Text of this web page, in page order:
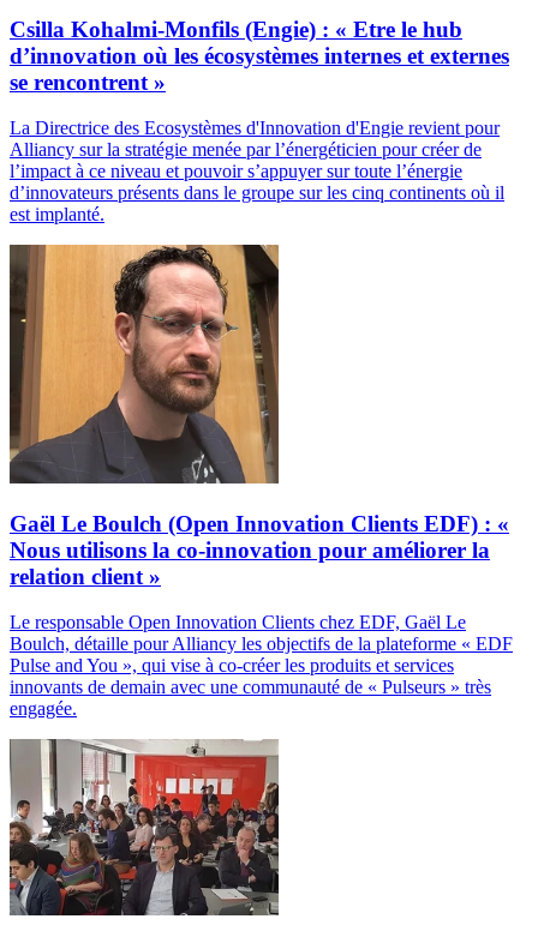
Csilla Kohalmi-Monfils (Engie) : « Etre le hub
d’innovation où les écosystèmes internes et externes
se rencontrent »
La Directrice des Ecosystèmes d'Innovation d'Engie revient pour
Alliancy sur la stratégie menée par l’énergéticien pour créer de
l’impact à ce niveau et pouvoir s’appuyer sur toute l’énergie
d’innovateurs présents dans le groupe sur les cinq continents où il
est implanté.
Gaël Le Boulch (Open Innovation Clients EDF) : «
Nous utilisons la co-innovation pour améliorer la
relation client »
Le responsable Open Innovation Clients chez EDF, Gaël Le
Boulch, détaille pour Alliancy les objectifs de la plateforme « EDF
Pulse and You », qui vise à co-créer les produits et services
innovants de demain avec une communauté de « Pulseurs » très
engagée.